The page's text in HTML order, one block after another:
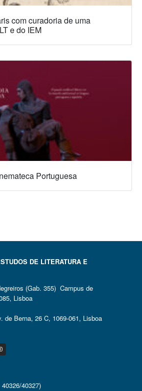
com curadoria de uma
e do IEM
Portuguesa
DE LITERATURA E
(Gab. 355) Campus de
Lisboa
de Berna, 26 C, 1069-061, Lisboa
40327)